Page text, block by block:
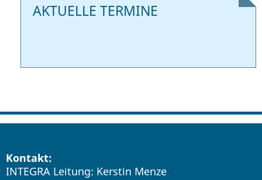
AKTUELLE TERMINE
Kontakt:
INTEGRA Leitung: Kerstin Menze